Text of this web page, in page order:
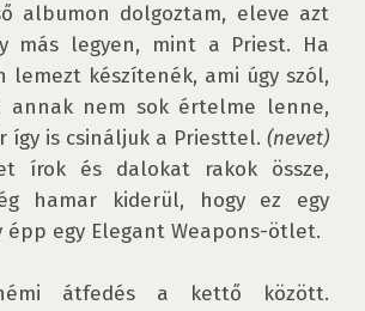
albumon dolgoztam, eleve azt
más legyen, mint a Priest. Ha
lemezt készítenék, ami úgy szól,
annak nem sok értelme lenne,
így is csináljuk a Priesttel. (nevet)
írok és dalokat rakok össze,
hamar kiderül, hogy ez egy
épp egy Elegant Weapons-ötlet.
átfedés a kettő között.